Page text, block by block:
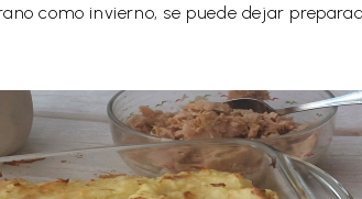
como invierno, se puede dejar